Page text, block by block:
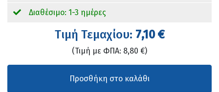
Διαθέσιμο: 1-3 ημέρες
Tιμή Τεμαχίου: 7,10 €
(Τιμή με ΦΠΑ: 8,80 €)